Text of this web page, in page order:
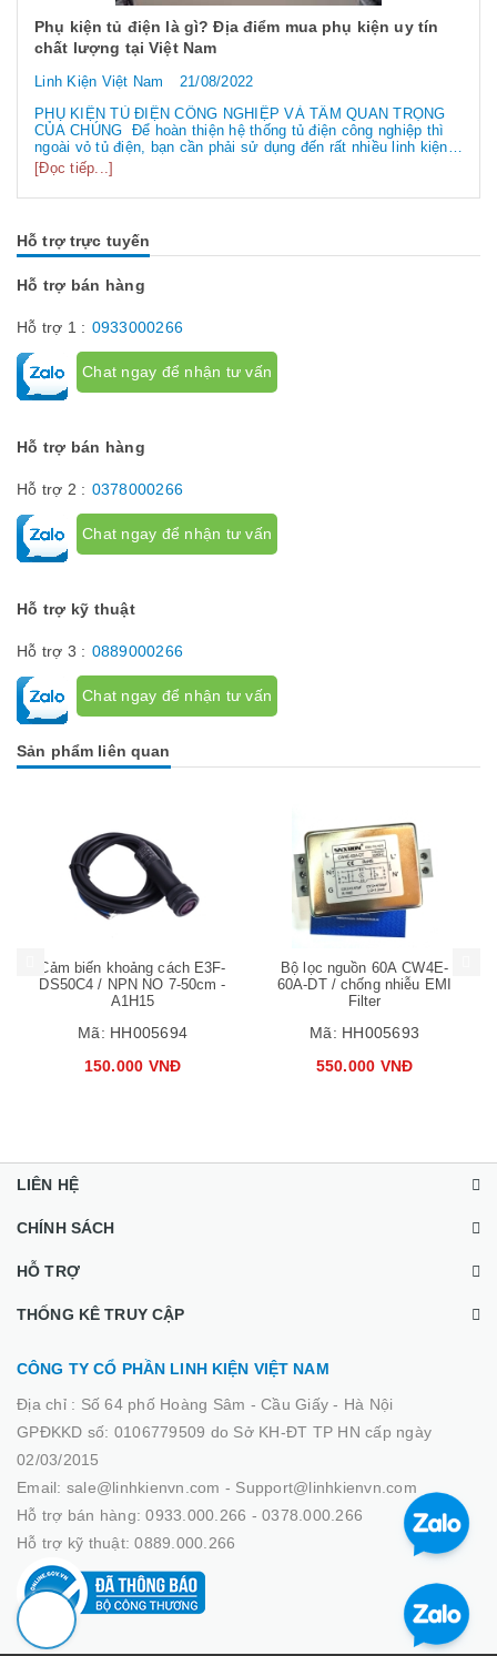
Phụ kiện tủ điện là gì? Địa điểm mua phụ kiện uy tín
chất lượng tại Việt Nam
Linh Kiện Việt Nam
21/08/2022
PHỤ KIỆN TỦ ĐIỆN CÔNG NGHIỆP VÀ TẦM QUAN TRỌNG
CỦA CHÚNG Để hoàn thiện hệ thống tủ điện công nghiệp thì
ngoài vỏ tủ điện, bạn cần phải sử dụng đến rất nhiều linh kiện
tủ điện công nghiệp khác nhau. Vậy các loại phụ kiện tủ điện
công nghiệp bao gồm những gì? Chúng có tác dụng như thế
nào hãy...
[Đọc tiếp...]
Hỗ trợ trực tuyến
Hỗ trợ bán hàng
Hỗ trợ 1 : 0933000266
Chat ngay để nhận tư vấn
Hỗ trợ bán hàng
Hỗ trợ 2 : 0378000266
Chat ngay để nhận tư vấn
Hỗ trợ kỹ thuật
Hỗ trợ 3 : 0889000266
Chat ngay để nhận tư vấn
Sản phẩm liên quan
Cảm biến khoảng cách E3F-
DS50C4 / NPN NO 7-50cm -
A1H15
Mã: HH005694
150.000 VNĐ
Bộ lọc nguồn 60A CW4E-
60A-DT / chống nhiễu EMI
Filter
Mã: HH005693
550.000 VNĐ
Mua hàng
LIÊN HỆ
CHÍNH SÁCH
HỖ TRỢ
THỐNG KÊ TRUY CẬP
CÔNG TY CỔ PHẦN LINH KIỆN VIỆT NAM
Địa chỉ : Số 64 phố Hoàng Sâm - Cầu Giấy - Hà Nội
GPĐKKD số: 0106779509 do Sở KH-ĐT TP HN cấp ngày
02/03/2015
Email: sale@linhkienvn.com - Support@linhkienvn.com
Hỗ trợ bán hàng: 0933.000.266 - 0378.000.266
Hỗ trợ kỹ thuật: 0889.000.266